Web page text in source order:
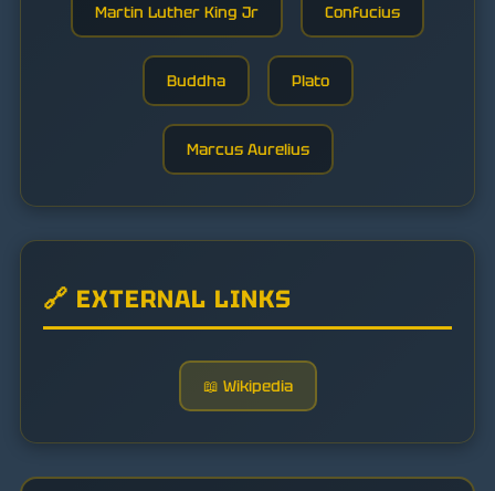
Martin Luther King Jr Confucius
Buddha Plato
Marcus Aurelius
🔗 EXTERNAL LINKS
📖 Wikipedia